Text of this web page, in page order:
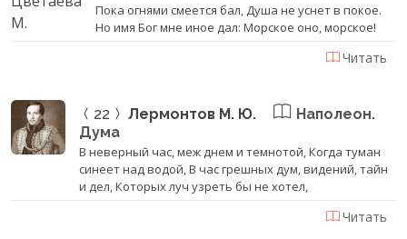
Пока огнями смеется бал, Душа не уснет в покое.
Но имя Бог мне иное дал: Морское оно, морское!
Читать
22 Лермонтов М. Ю.
Наполеон.
Дума
В неверный час, меж днем и темнотой, Когда туман
синеет над водой, В час грешных дум, видений, тайн
и дел, Которых луч узреть бы не хотел,
Читать